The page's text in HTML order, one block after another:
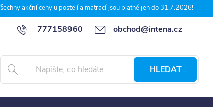
akční ceny u postelí a matrací jsou platné jen do 31.7.2026!
777158960 obchod@intena.cz
a ceny dopravy 7 důvodů, proč nakupit u Intena nábytek
HLEDAT